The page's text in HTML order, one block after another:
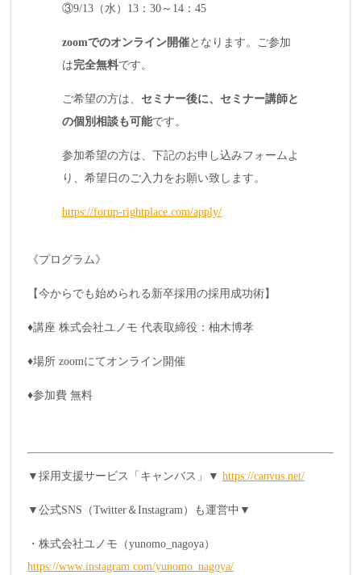
③9/13（水）13：30～14：45
zoomでのオンライン開催となります。ご参加
は完全無料です。
ご希望の方は、 セミナー後に、セミナー講師と
の個別相談も可能です。
参加希望の方は、下記のお申し込みフォームよ
り、希望日のご入力をお願い致します。
https://forup-rightplace.com/apply/
《プログラム》
【今からでも始められる新卒採用の採用成功術】
♦講座 株式会社ユノモ 代表取締役：柚木博孝
♦場所 zoomにてオンライン開催
♦参加費 無料
▼採用支援サービス「キャンバス」▼ https://canvus.net/
▼公式SNS（Twitter＆Instagram）も運営中▼
・株式会社ユノモ（yunomo_nagoya）
https://www.instagram.com/yunomo_nagoya/